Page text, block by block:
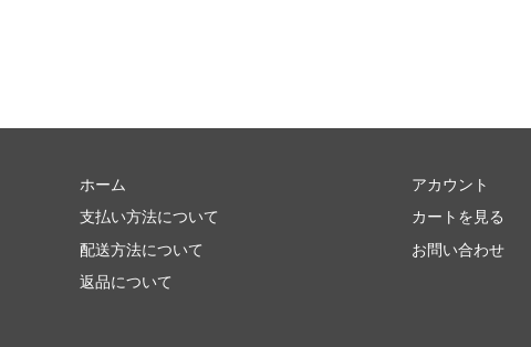
ホーム
支払い方法について
配送方法について
返品について
アカウント
カートを見る
お問い合わせ